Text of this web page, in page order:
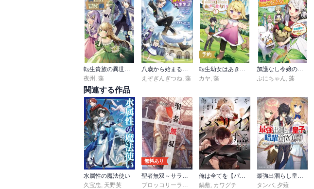
夜州
藻
えぞぎんぎつね 藻
予約
カヤ ,藻
加護なし令嬢の小さな村
ぷにちゃん 藻
関連する作品
水属性の魔法使い
久宝忠, 天野英
無料あり
聖者無双～サラリーマン、異世界で生き残るために歩む道～
ブロッコリーライオン
,sime
俺は全てを【パリイ】する
鍋敷, カワグチ
最強出涸らし皇子の暗躍帝位争い
タンバ, 夕薙